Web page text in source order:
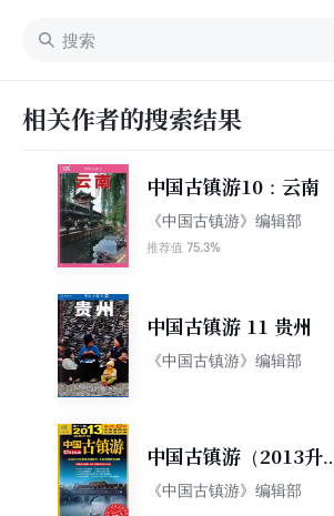
相关作者的搜索结果
中国古镇游10：云南
《中国古镇游》编辑部
推荐值 75.3%
中国古镇游 11 贵州
《中国古镇游》编辑部
中国古镇游（2013升级
版）
《中国古镇游》编辑部